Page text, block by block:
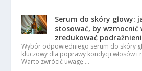
Serum do skóry głowy:
stosować, by wzmocnić
zredukować
Wybór odpowiedniego serum do skóry
kluczowy dla poprawy kondycji włosów i
Warto zwrócić uwagę …